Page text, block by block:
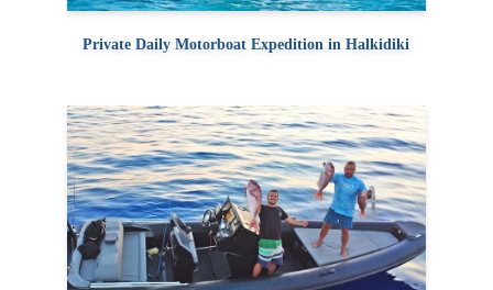
Private Daily Motorboat Expedition in Halkidiki